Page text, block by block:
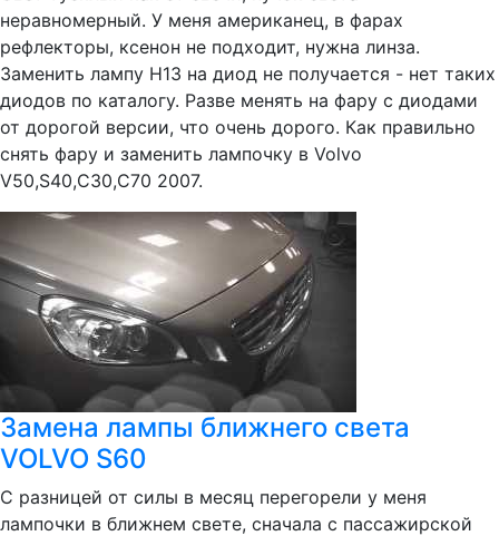
неравномерный. У меня американец, в фарах
рефлекторы, ксенон не подходит, нужна линза.
Заменить лампу Н13 на диод не получается - нет таких
диодов по каталогу. Разве менять на фару с диодами
от дорогой версии, что очень дорого. Как правильно
снять фару и заменить лампочку в Volvo
V50,S40,C30,C70 2007.
Замена лампы ближнего света
VOLVO S60
С разницей от силы в месяц перегорели у меня
лампочки в ближнем свете, сначала с пассажирской